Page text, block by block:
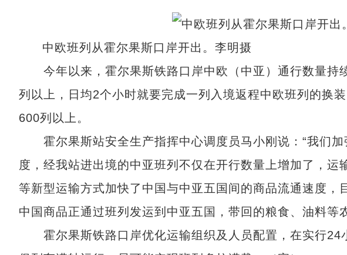
中欧班列从霍尔果斯口岸开出。李明摄
今年以来，霍尔果斯铁路口岸中欧（中亚）通行数量持
列以上，日均2个小时就要完成一列入境返程中欧班列的换
600列以上。
霍尔果斯站安全生产指挥中心调度员马小刚说：“我们加
度，经我站进出境的中亚班列不仅在开行数量上增加了，运
等新型运输方式加快了中国与中亚五国间的商品流通速度，
中国商品正通过班列发运到中亚五国，带回的粮食、油料等
霍尔果斯铁路口岸优化运输组织及人员配置，在实行24